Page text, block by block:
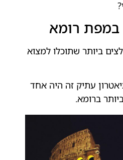
במפת רומא
ביותר שתוכלו למצוא
עתיק זה היה אחד
ברומא.